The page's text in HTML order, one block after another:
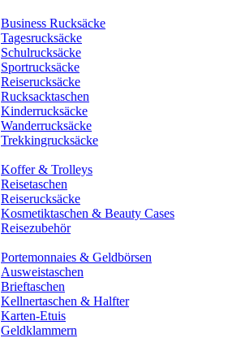
Business Rucksäcke
Tagesrucksäcke
Schulrucksäcke
Sportrucksäcke
Reiserucksäcke
Rucksacktaschen
Kinderrucksäcke
Wanderrucksäcke
Trekkingrucksäcke
Koffer & Trolleys
Reisetaschen
Reiserucksäcke
Kosmetiktaschen & Beauty Cases
Reisezubehör
Portemonnaies & Geldbörsen
Ausweistaschen
Brieftaschen
Kellnertaschen & Halfter
Karten-Etuis
Geldklammern